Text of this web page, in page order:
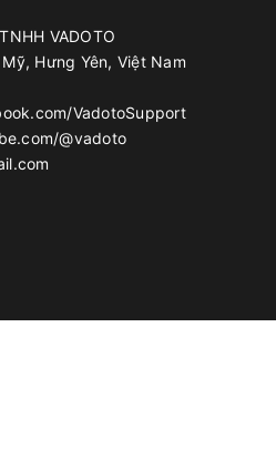
VADOTO
Hưng Yên, Việt Nam
VadotoSupport
@vadoto